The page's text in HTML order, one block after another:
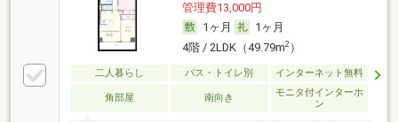
管理費13,000円
1ヶ月
1ヶ月
4階 / 2LDK（49.79m2）
二人暮らし バス・トイレ別 インターネット無料
角部屋 南向き
モニタ付インターホ
ン